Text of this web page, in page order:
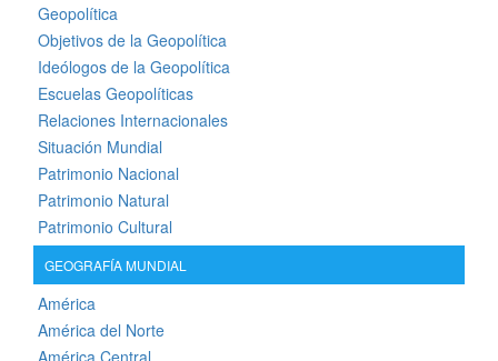
Geopolítica
Objetivos de la Geopolítica
Ideólogos de la Geopolítica
Escuelas Geopolíticas
Relaciones Internacionales
Situación Mundial
Patrimonio Nacional
Patrimonio Natural
Patrimonio Cultural
GEOGRAFÍA MUNDIAL
América
América del Norte
América Central